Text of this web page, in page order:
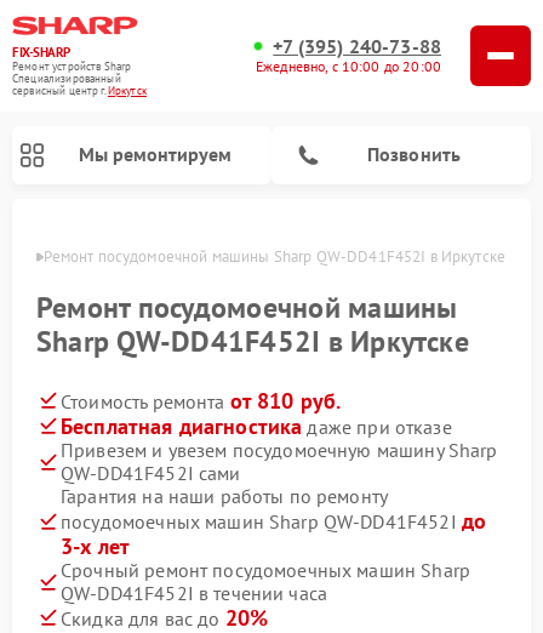
FIX-SHARP
Ремонт устройств Sharp
Специализированный
cервисный центр г.Иркутск
+7 (395) 240-73-88
Ежедневно, с 10:00 до 20:00
Мы ремонтируем Позвонить
Ремонт посудомоечной машины Sharp QW-DD41F452I в Иркутске
Ремонт посудомоечной машины
Sharp QW-DD41F452I в Иркутске
Стоимость ремонта от 810 руб.
Бесплатная диагностика даже при отказе
Привезем и увезем посудомоечную машину Sharp
QW-DD41F452I сами
Гарантия на наши работы по ремонту
посудомоечных машин Sharp QW-DD41F452I до
3-х лет
Срочный ремонт посудомоечных машин Sharp
QW-DD41F452I в течении часа
Скидка для вас до 20%